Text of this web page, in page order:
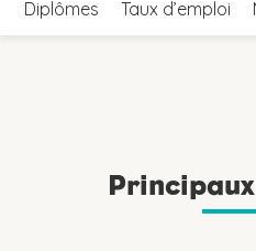
Diplômes Taux d’emploi